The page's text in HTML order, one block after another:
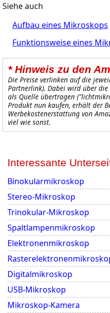
Siehe auch
Aufbau eines Mikroskops
Funktionsweise eines
* Hinweis zu den
Die Preise verlinken auf die
Partnerlink). Dabei wird über die
als Quelle übertragen ("
Produkt nun kaufen, erhält der
Werbekostenerstattung von
viel wie sonst.
Interessante
Binokularmikroskop
Stereo-Mikroskop
Trinokular-Mikroskop
Spaltlampenmikroskop
Elektronenmikroskop
Digitalmikroskop
USB-Mikroskop
Mikroskop-Kamera